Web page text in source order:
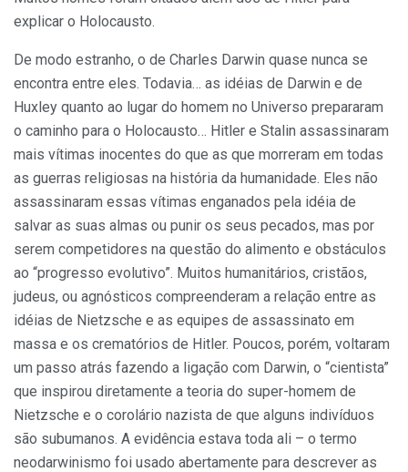
explicar o Holocausto.
De modo estranho, o de Charles Darwin quase nunca se
encontra entre eles. Todavia… as idéias de Darwin e de
Huxley quanto ao lugar do homem no Universo prepararam
o caminho para o Holocausto… Hitler e Stalin assassinaram
mais vítimas inocentes do que as que morreram em todas
as guerras religiosas na história da humanidade. Eles não
assassinaram essas vítimas enganados pela idéia de
salvar as suas almas ou punir os seus pecados, mas por
serem competidores na questão do alimento e obstáculos
ao “progresso evolutivo”. Muitos humanitários, cristãos,
judeus, ou agnósticos compreenderam a relação entre as
idéias de Nietzsche e as equipes de assassinato em
massa e os crematórios de Hitler. Poucos, porém, voltaram
um passo atrás fazendo a ligação com Darwin, o “cientista”
que inspirou diretamente a teoria do super-homem de
Nietzsche e o corolário nazista de que alguns indivíduos
são subumanos. A evidência estava toda ali – o termo
neodarwinismo foi usado abertamente para descrever as